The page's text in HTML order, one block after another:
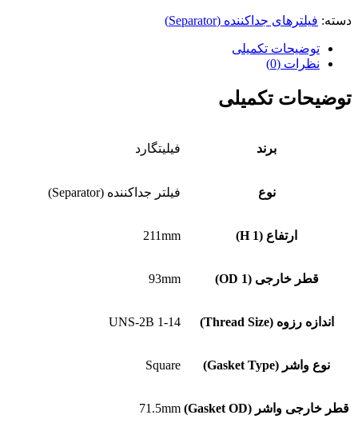
دسته: فیلترهای جداکننده (Separator)
توضیحات تکمیلی
نظرات (0)
توضیحات تکمیلی
برند فیلیتگارد
نوع فیلتر جداکننده (Separator)
ارتفاع (H 1) 211mm
قطر خارجی (OD 1) 93mm
اندازه رزوه (Thread Size) 1-14 UNS-2B
نوع واشر (Gasket Type) Square
قطر خارجی واشر (Gasket OD) 71.5mm